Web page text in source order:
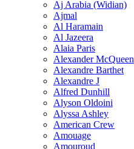
Aj Arabia (Widian)
Ajmal
Al Haramain
Al Jazeera
Alaia Paris
Alexander McQueen
Alexandre Barthet
Alexandre J
Alfred Dunhill
Alyson Oldoini
Alyssa Ashley
American Crew
Amouage
Amouroud